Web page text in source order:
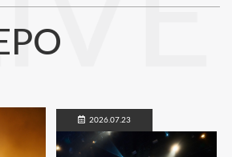
2026.07.23